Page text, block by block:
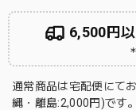
6,500円
通常商品は宅配便にて
縄・離島:2,000円)です